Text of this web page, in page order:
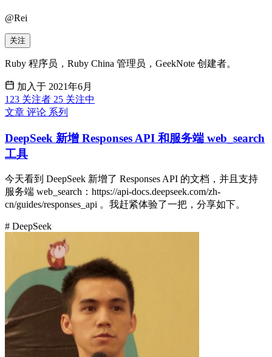
@Rei
关注
Ruby 程序员，Ruby China 管理员，GeekNote 创建者。
加入于 2021年6月
123 关注者 25 关注中
文章 评论 系列
DeepSeek 新增 Responses API 和服务端 web_search
工具
今天看到 DeepSeek 新增了 Responses API 的文档，并且支持
服务端 web_search：https://api-docs.deepseek.com/zh-
cn/guides/responses_api 。我赶紧体验了一把，分享如下。
# DeepSeek